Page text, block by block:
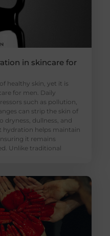
in skincare for
healthy skin, yet it is
for men. Daily
such as pollution,
can strip the skin of
dryness, dullness, and
hydration helps maintain
it remains
Unlike traditional